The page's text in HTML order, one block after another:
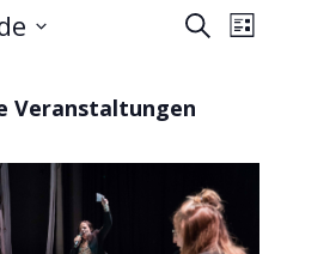
Ansichten,
SucheListe
Veranstaltungen